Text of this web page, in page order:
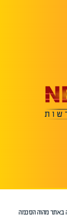
באתר מהוה הסכמה